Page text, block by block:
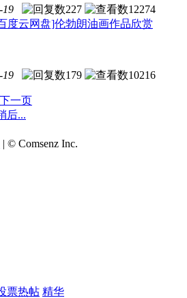
19 227
12274
度云网盘]伦勃朗油画作品欣赏
19 179 10216
下一页
后...
| © Comsenz Inc.
票热帖 精华